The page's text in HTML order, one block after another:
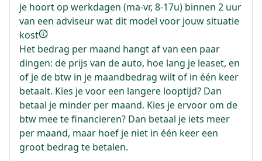
je hoort op werkdagen (ma-vr, 8-17u) binnen 2 uur
van een adviseur wat dit model voor jouw situatie
kost
Het bedrag per maand hangt af van een paar
dingen: de prijs van de auto, hoe lang je leaset, en
of je de btw in je maandbedrag wilt of in één keer
betaalt. Kies je voor een langere looptijd? Dan
betaal je minder per maand. Kies je ervoor om de
btw mee te financieren? Dan betaal je iets meer
per maand, maar hoef je niet in één keer een
groot bedrag te betalen.